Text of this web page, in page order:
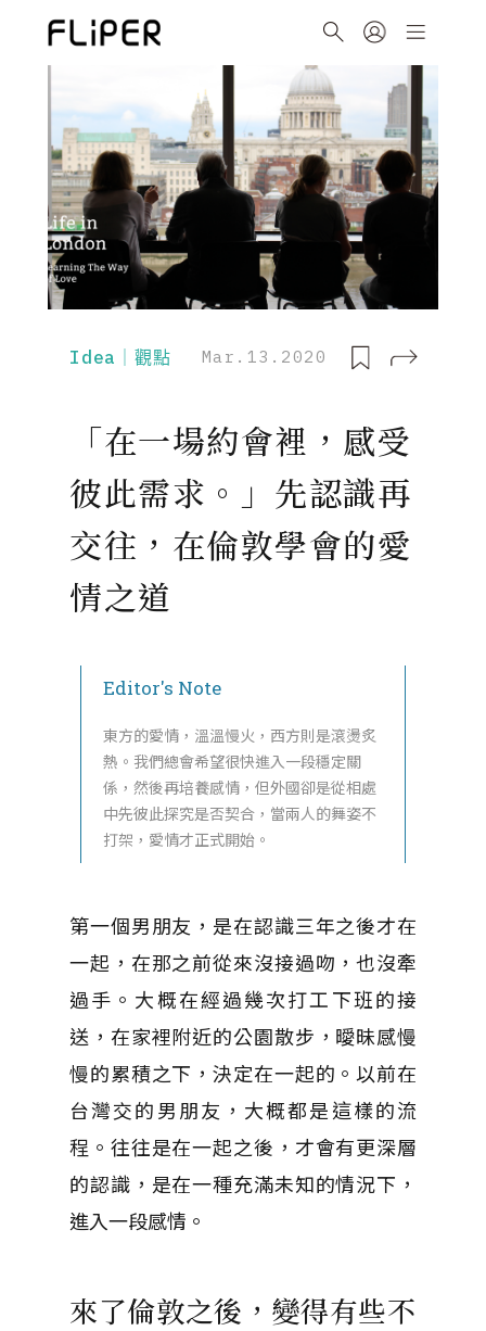
Idea｜觀點 Mar.13.2020
「在一場約會裡，感受
彼此需求。」先認識再
交往，在倫敦學會的愛
情之道
Editor's Note
東方的愛情，溫溫慢火，西方則是滾燙炙
熱。我們總會希望很快進入一段穩定關
係，然後再培養感情，但外國卻是從相處
中先彼此探究是否契合，當兩人的舞姿不
打架，愛情才正式開始。
第一個男朋友，是在認識三年之後才在
一起，在那之前從來沒接過吻，也沒牽
過手。大概在經過幾次打工下班的接
送，在家裡附近的公園散步，曖昧感慢
慢的累積之下，決定在一起的。以前在
台灣交的男朋友，大概都是這樣的流
程。往往是在一起之後，才會有更深層
的認識，是在一種充滿未知的情況下，
進入一段感情。
來了倫敦之後，變得有些不